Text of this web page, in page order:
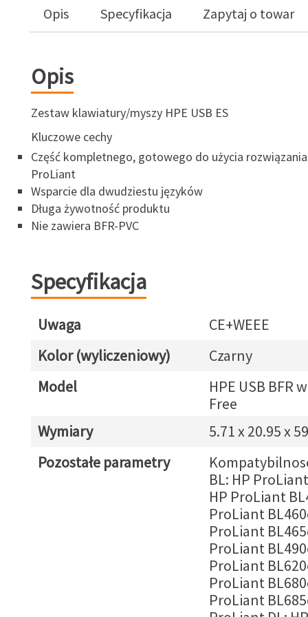
Opis Specyfikacja Zapytaj o towar
Opis
Zestaw klawiatury/myszy HPE USB ES
Kluczowe cechy
Część kompletnego, gotowego do użycia
ProLiant
Wsparcie dla dwudziestu języków
Długa żywotność produktu
Nie zawiera BFR-PVC
Specyfikacja
Uwaga
CE+WEEE
Kolor (wyliczeniowy)
Czarny
Model
HPE USB BFR
Free
Wymiary
5.71 x 20.95 x
Pozostałe parametry
BL: HP
HP ProLiant
ProLiant
ProLiant
ProLiant
ProLiant
ProLiant
ProLiant